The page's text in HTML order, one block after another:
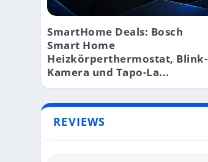
SmartHome Deals: Bosch
Smart Home
Heizkörperthermostat, Blink-
Kamera und Tapo-La...
REVIEWS